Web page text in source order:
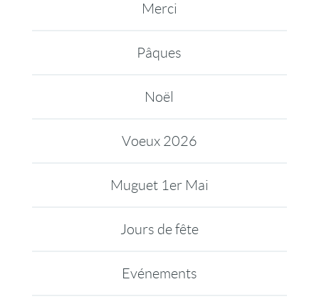
Merci
Pâques
Noël
Voeux 2026
Muguet 1er Mai
Jours de fête
Evénements